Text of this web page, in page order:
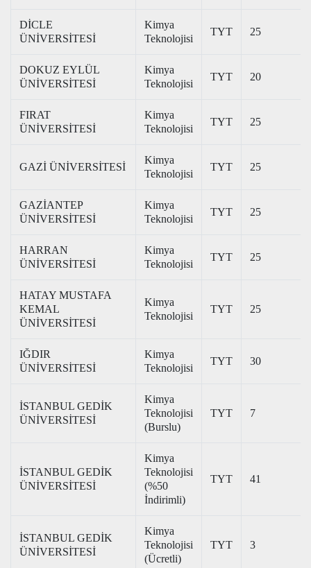
DİCLE
ÜNİVERSİTESİ
Kimya
Teknolojisi
TYT 25
DOKUZ EYLÜL
ÜNİVERSİTESİ
Kimya
Teknolojisi
TYT 20
FIRAT
ÜNİVERSİTESİ
Kimya
Teknolojisi
TYT 25
GAZİ ÜNİVERSİTESİ
Kimya
Teknolojisi
TYT 25
GAZİANTEP
ÜNİVERSİTESİ
Kimya
Teknolojisi
TYT 25
HARRAN
ÜNİVERSİTESİ
Kimya
Teknolojisi
TYT 25
HATAY MUSTAFA
KEMAL
ÜNİVERSİTESİ
Kimya
Teknolojisi
TYT 25
IĞDIR
ÜNİVERSİTESİ
Kimya
Teknolojisi
TYT 30
İSTANBUL GEDİK
ÜNİVERSİTESİ
Kimya
Teknolojisi
(Burslu)
TYT 7
İSTANBUL GEDİK
ÜNİVERSİTESİ
Kimya
Teknolojisi
(%50
İndirimli)
TYT 41
İSTANBUL GEDİK
ÜNİVERSİTESİ
Kimya
Teknolojisi
(Ücretli)
TYT 3